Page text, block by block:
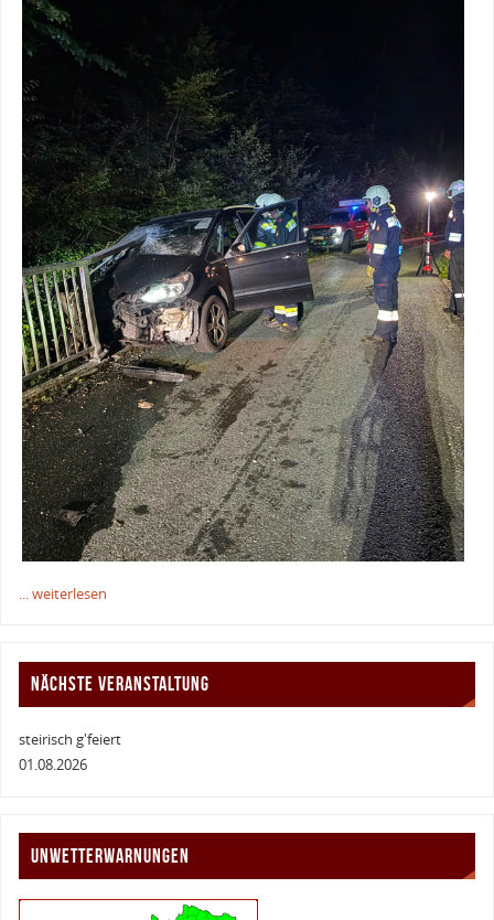
... weiterlesen
NÄCHSTE VERANSTALTUNG
steirisch g'feiert
01.08.2026
UNWETTERWARNUNGEN